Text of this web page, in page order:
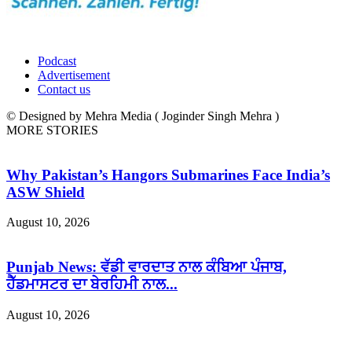
Podcast
Advertisement
Contact us
© Designed by Mehra Media ( Joginder Singh Mehra )
MORE STORIES
Why Pakistan’s Hangors Submarines Face India’s
ASW Shield
August 10, 2026
Punjab News: ਵੱਡੀ ਵਾਰਦਾਤ ਨਾਲ ਕੰਬਿਆ ਪੰਜਾਬ,
ਹੈੱਡਮਾਸਟਰ ਦਾ ਬੇਰਹਿਮੀ ਨਾਲ...
August 10, 2026